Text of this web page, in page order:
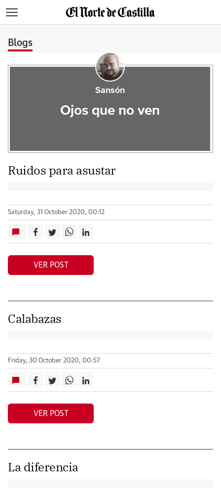
Blogs
Sansón
Ojos que no ven
Ruidos para asustar
Saturday, 31 October 2020, 00:12
VER POST
Calabazas
Friday, 30 October 2020, 00:57
VER POST
La diferencia